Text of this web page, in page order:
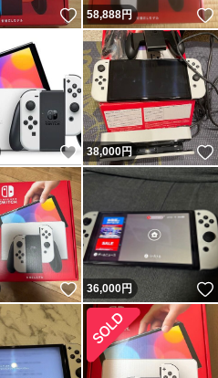
いいね！
58,888円
いいね！
38,000円
いいね！
36,000円